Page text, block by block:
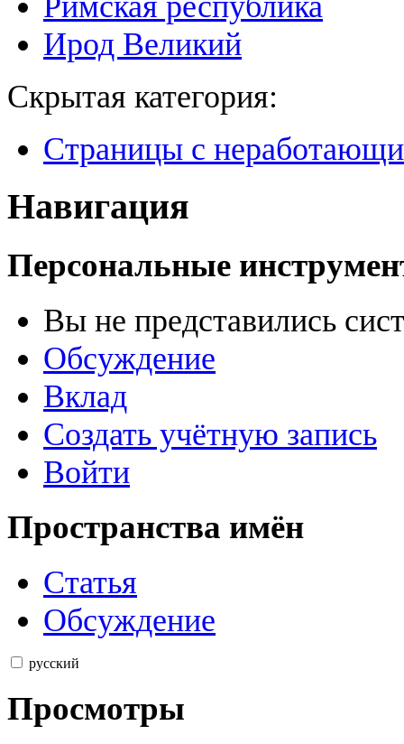
Ирод Великий
Скрытая категория:
Страницы с
Навигация
Персональные
Вы не представились
Обсуждение
Вклад
Создать учётную запись
Войти
Пространства имён
Статья
Обсуждение
русский
Просмотры